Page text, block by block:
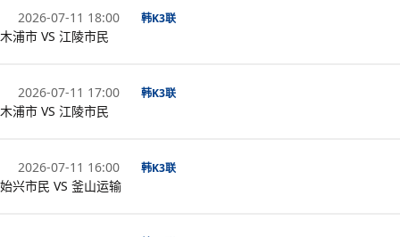
2026-07-11 18:00 韩K3联
木浦市 VS 江陵市民
2026-07-11 17:00 韩K3联
木浦市 VS 江陵市民
2026-07-11 16:00 韩K3联
始兴市民 VS 釜山运输